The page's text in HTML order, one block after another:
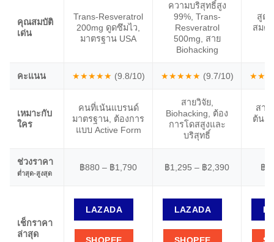
คุณสมบัติ
เด่น
Trans-Resveratrol
200mg ดูดซึมไว,
มาตรฐาน USA
ความบริสุทธิ์สูง
99%, Trans-
Resveratrol
500mg, สาย
Biohacking
สูตร
สมดุ
คะแนน ★★★★★ (9.8/10) ★★★★★ (9.7/10)
เหมาะกับ
ใคร
คนที่เน้นแบรนด์
มาตรฐาน, ต้องการ
แบบ Active Form
สายวิจัย,
Biohacking, ต้อง
การโดสสูงและ
บริสุทธิ์
สาย
ต้น,
ช่วงราคา
ต่ำสุด-สูงสุด
฿880 – ฿1,790 ฿1,295 – ฿2,390 ฿
เช็กราคา
ล่าสุด
LAZADA LAZADA